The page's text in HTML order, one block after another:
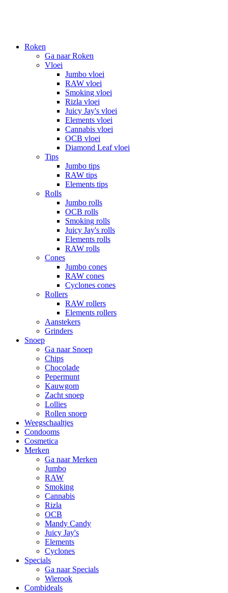
Roken
Ga naar Roken
Vloei
Jumbo vloei
RAW vloei
Smoking vloei
Rizla vloei
Juicy Jay's vloei
Elements vloei
Cannabis vloei
OCB vloei
Diamond Leaf vloei
Tips
Jumbo tips
RAW tips
Elements tips
Rolls
Jumbo rolls
OCB rolls
Smoking rolls
Juicy Jay's rolls
Elements rolls
RAW rolls
Cones
Jumbo cones
RAW cones
Cyclones cones
Rollers
RAW rollers
Elements rollers
Aanstekers
Grinders
Snoep
Ga naar Snoep
Chips
Chocolade
Pepermunt
Kauwgom
Zacht snoep
Lollies
Rollen snoep
Weegschaaltjes
Condooms
Cosmetica
Merken
Ga naar Merken
Jumbo
RAW
Smoking
Cannabis
Rizla
OCB
Mandy Candy
Juicy Jay's
Elements
Cyclones
Specials
Ga naar Specials
Wierook
Combideals